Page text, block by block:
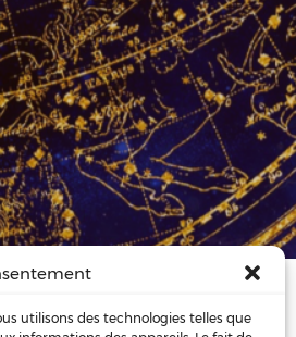
utilisons des technologies telles que